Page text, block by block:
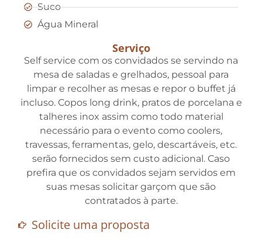
Suco
Água Mineral
Serviço
Self service com os convidados se servindo na
mesa de saladas e grelhados, pessoal para
limpar e recolher as mesas e repor o buffet já
incluso. Copos long drink, pratos de porcelana e
talheres inox assim como todo material
necessário para o evento como coolers,
travessas, ferramentas, gelo, descartáveis, etc.
serão fornecidos sem custo adicional. Caso
prefira que os convidados sejam servidos em
suas mesas solicitar garçom que são
contratados à parte.
Solicite uma proposta